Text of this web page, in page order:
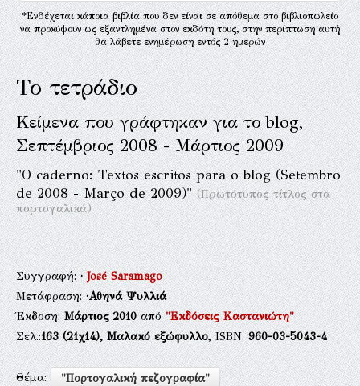
*Ενδέχεται κάποια βιβλία που δεν είναι σε απόθεμα στο βιβλιοπωλείο
να προκύψουν ως εξαντλημένα στον εκδότη τους, στην περίπτωση αυτή
θα λάβετε ενημέρωση εντός 2 ημερών
Το τετράδιο
Κείμενα που γράφτηκαν για το blog,
Σεπτέμβριος 2008 - Μάρτιος 2009
"O caderno: Textos escritos para o blog (Setembro
de 2008 - Março de 2009)"(Πρωτότυπος τίτλος στα
πορτογαλικά)
Συγγραφή:·José Saramago
Μετάφραση:·Αθηνά Ψυλλιά
Έκδοση:Μάρτιος 2010από "Εκδόσεις Καστανιώτη"
Σελ.:163(21χ14), Μαλακό εξώφυλλο, ISBN:960-03-5043-4
Θέμα: "Πορτογαλική πεζογραφία"